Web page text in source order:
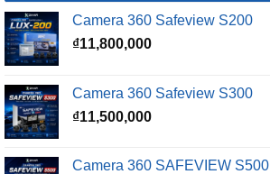
Camera 360 Safeview S200
₫11,800,000
Camera 360 Safeview S300
₫11,500,000
Camera 360 SAFEVIEW S500